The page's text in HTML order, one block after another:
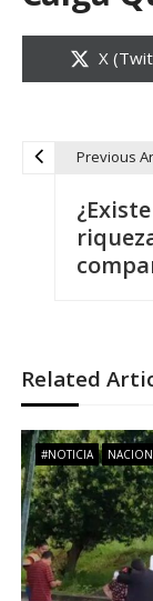
en
X
g
a
c
i
Previous
Related
#NOTICIA